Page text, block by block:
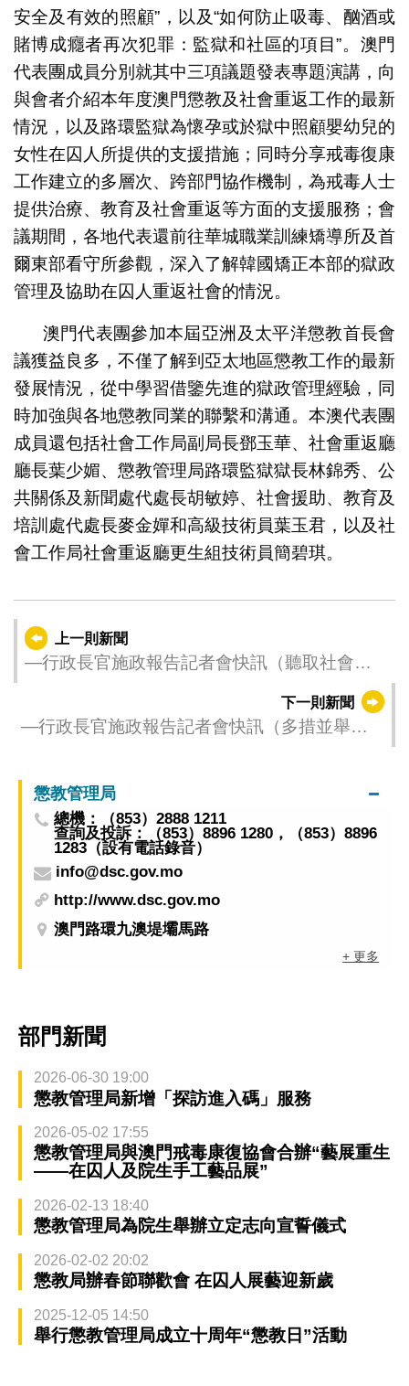
安全及有效的照顧”，以及“如何防止吸毒、酗酒或
賭博成癮者再次犯罪：監獄和社區的項目”。澳門
代表團成員分別就其中三項議題發表專題演講，向
與會者介紹本年度澳門懲教及社會重返工作的最新
情況，以及路環監獄為懷孕或於獄中照顧嬰幼兒的
女性在囚人所提供的支援措施；同時分享戒毒復康
工作建立的多層次、跨部門協作機制，為戒毒人士
提供治療、教育及社會重返等方面的支援服務；會
議期間，各地代表還前往華城職業訓練矯導所及首
爾東部看守所參觀，深入了解韓國矯正本部的獄政
管理及協助在囚人重返社會的情況。
澳門代表團參加本屆亞洲及太平洋懲教首長會
議獲益良多，不僅了解到亞太地區懲教工作的最新
發展情況，從中學習借鑒先進的獄政管理經驗，同
時加強與各地懲教同業的聯繫和溝通。本澳代表團
成員還包括社會工作局副局長鄧玉華、社會重返廳
廳長葉少媚、懲教管理局路環監獄獄長林錦秀、公
共關係及新聞處代處長胡敏婷、社會援助、教育及
培訓處代處長麥金嬋和高級技術員葉玉君，以及社
會工作局社會重返廳更生組技術員簡碧琪。
上一則新聞
—行政長官施政報告記者會快訊（聽取社會各
界對澳門科技研發產業園初步方案的意見）—
下一則新聞
—行政長官施政報告記者會快訊（多措並舉推
懲教管理局
總機：（853）2888 1211
查詢及投訴：（853）8896 1280，（853）8896
1283（設有電話錄音）
info@dsc.gov.mo
http://www.dsc.gov.mo
澳門路環九澳堤壩馬路
+ 更多
部門新聞
2026-06-30 19:00
懲教管理局新增「探訪進入碼」服務
2026-05-02 17:55
懲教管理局與澳門戒毒康復協會合辦“藝展重生
——在囚人及院生手工藝品展”
2026-02-13 18:40
懲教管理局為院生舉辦立定志向宣誓儀式
2026-02-02 20:02
懲教局辦春節聯歡會 在囚人展藝迎新歲
2025-12-05 14:50
舉行懲教管理局成立十周年“懲教日”活動